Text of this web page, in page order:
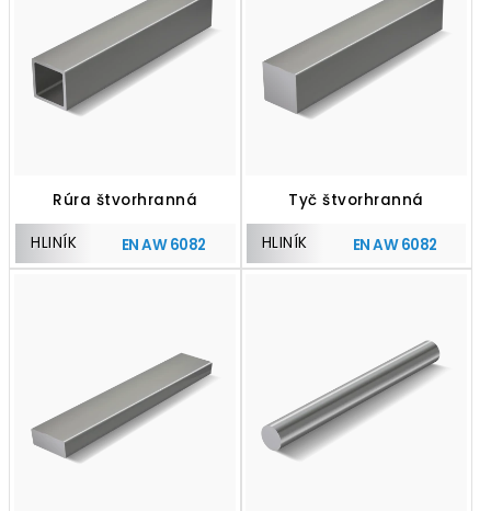
Rúra štvorhranná
HLINÍK EN AW 6082
Tyč štvorhranná
HLINÍK EN AW 6082